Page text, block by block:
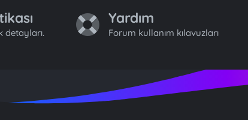
detayları.
Yardım
Forum kullanım kılavuzları